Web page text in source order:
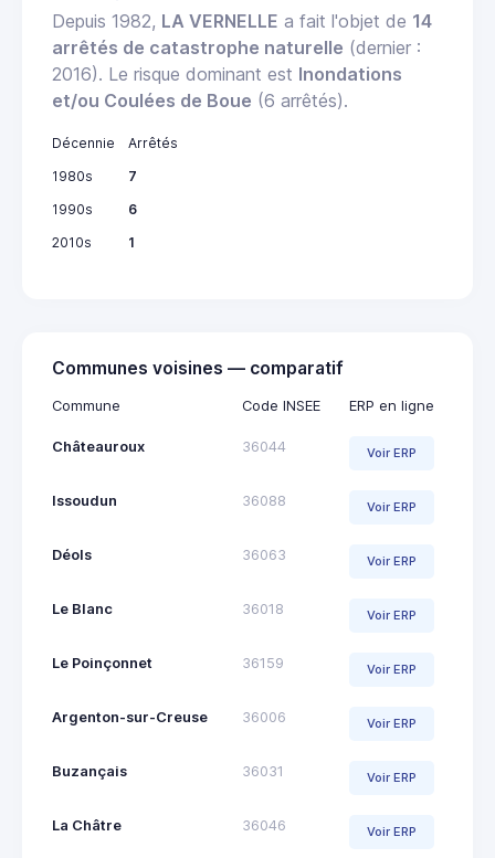
Depuis 1982, LA VERNELLE a fait l'objet de 14
arrêtés de catastrophe naturelle (dernier :
2016). Le risque dominant est Inondations
et/ou Coulées de Boue (6 arrêtés).
Décennie
Arrêtés
1980s
7
1990s
6
2010s
1
Communes voisines — comparatif
Commune Code INSEE ERP en ligne
Châteauroux 36044 Voir ERP
Issoudun 36088 Voir ERP
Déols 36063 Voir ERP
Le Blanc 36018 Voir ERP
Le Poinçonnet 36159 Voir ERP
Argenton-sur-Creuse 36006 Voir ERP
Buzançais 36031 Voir ERP
La Châtre 36046 Voir ERP